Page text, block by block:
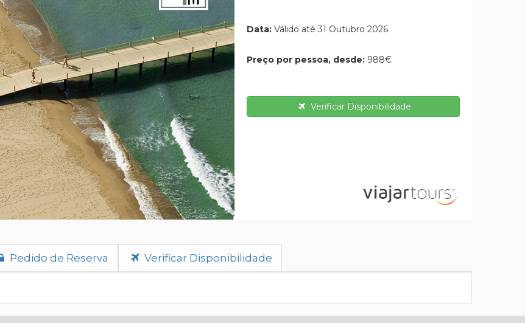
Data: Válido até 31 Outubro 2026
Preço por pessoa, desde: 988€
Verificar Disponibilidade
Pedido de Reserva Verificar Disponibilidade